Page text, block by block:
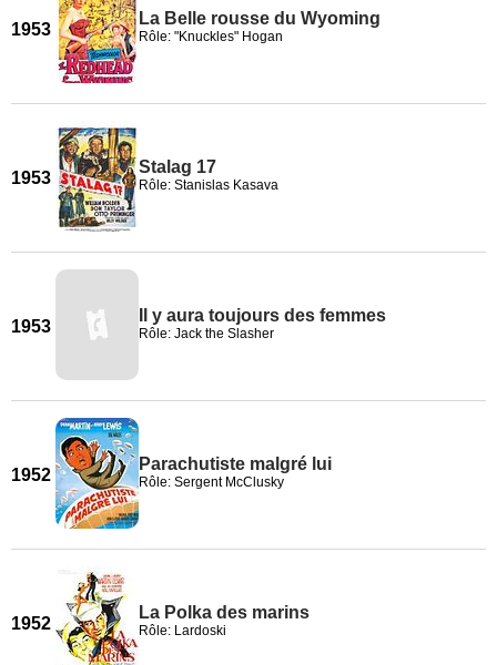
1953
La Belle rousse du Wyoming
Rôle: "Knuckles" Hogan
1953
Stalag 17
Rôle: Stanislas Kasava
1953
Il y aura toujours des femmes
Rôle: Jack the Slasher
1952
Parachutiste malgré lui
Rôle: Sergent McClusky
1952
La Polka des marins
Rôle: Lardoski